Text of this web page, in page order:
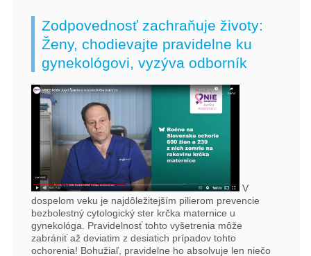
Zodpovednosť zachraňuje životy:
Ženy, chodievajte pravidelne ku
gynekológovi, vyzýva odborník
V
dospelom veku je najdôležitejším pilierom prevencie
bezbolestný cytologický ster krčka maternice u
gynekológa. Pravidelnosť tohto vyšetrenia môže
zabrániť až deviatim z desiatich prípadov tohto
ochorenia! Bohužiaľ, pravidelne ho absolvuje len niečo